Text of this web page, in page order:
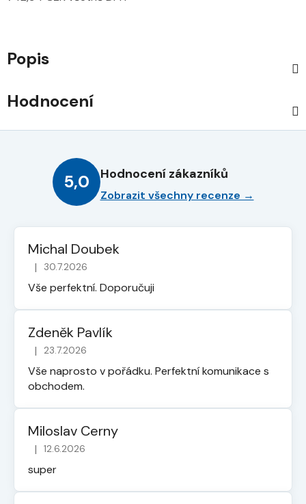
Popis
Hodnocení
5,0 Hodnocení zákazníků
Zobrazit všechny recenze →
Michal Doubek
Hodnocení obchodu je 5 z 5 hvězdiček.
| 30.7.2026
Vše perfektní. Doporučuji
Zdeněk Pavlík
Hodnocení obchodu je 5 z 5 hvězdiček.
| 23.7.2026
Vše naprosto v pořádku. Perfektní komunikace s
obchodem.
Miloslav Cerny
Hodnocení obchodu je 5 z 5 hvězdiček.
| 12.6.2026
super